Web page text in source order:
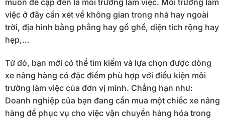
muốn đề cập đến là môi trường làm việc. Môi trường làm
việc ở đây cần xét về không gian trong nhà hay ngoài
trời, địa hình bằng phẳng hay gồ ghề, diện tích rộng hay
hẹp,…
Từ đó, bạn mới có thể tìm kiếm và lựa chọn được dòng
xe nâng hàng có đặc điểm phù hợp với điều kiện môi
trường làm việc của đơn vị mình. Chẳng hạn như:
Doanh nghiệp của bạn đang cần mua một chiếc xe nâng
hàng để phục vụ cho việc vận chuyển hàng hóa trong